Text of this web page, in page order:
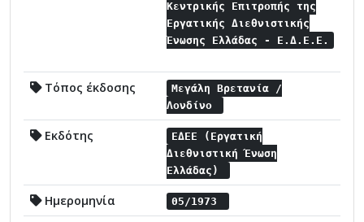
Κεντρικής Επιτροπής της
Εργατικής Διεθνιστικής
Ένωσης Ελλάδας - Ε.Δ.Ε.Ε.
Τόπος έκδοσης
Μεγάλη Βρετανία /
Λονδίνο
Εκδότης
ΕΔΕΕ (Εργατική
Διεθνιστική Ένωση
Ελλάδας)
Ημερομηνία 05/1973